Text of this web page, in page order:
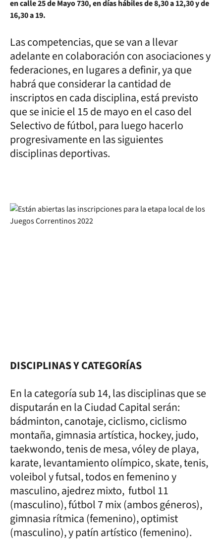
en calle 25 de Mayo 730, en días hábiles de 8,30 a 12,30 y de
16,30 a 19.
Las competencias, que se van a llevar
adelante en colaboración con asociaciones y
federaciones, en lugares a definir, ya que
habrá que considerar la cantidad de
inscriptos en cada disciplina, está previsto
que se inicie el 15 de mayo en el caso del
Selectivo de fútbol, para luego hacerlo
progresivamente en las siguientes
disciplinas deportivas.
DISCIPLINAS Y CATEGORÍAS
En la categoría sub 14, las disciplinas que se
disputarán en la Ciudad Capital serán:
bádminton, canotaje, ciclismo, ciclismo
montaña, gimnasia artística, hockey, judo,
taekwondo, tenis de mesa, vóley de playa,
karate, levantamiento olímpico, skate, tenis,
voleibol y futsal, todos en femenino y
masculino, ajedrez mixto, futbol 11
(masculino), fútbol 7 mix (ambos géneros),
gimnasia rítmica (femenino), optimist
(masculino), y patín artístico (femenino).